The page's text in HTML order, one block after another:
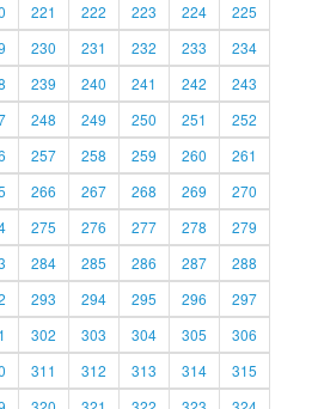
221 222 223 224
225
230 231 232 233
234
239 240 241 242
243
248 249 250 251
252
257 258 259 260
261
266 267 268 269
270
275 276 277 278
279
284 285 286 287
288
293 294 295 296
297
302 303 304 305
306
311 312 313 314
315